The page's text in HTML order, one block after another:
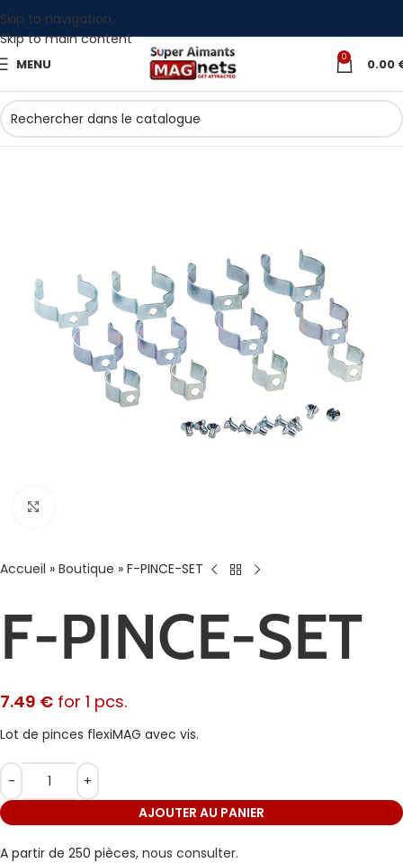
Skip to navigation
Skip to main content
MENU 0 0.00
Accueil » Boutique » F-PINCE-SET
F-PINCE-SET
7.49 € for 1 pcs.
Lot de pinces flexiMAG avec vis.
AJOUTER AU PANIER
A partir de 250 pièces, nous consulter.